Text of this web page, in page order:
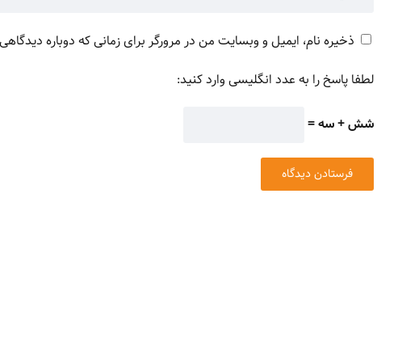
ذخیره نام، ایمیل و وبسایت من در مرورگر برای زمانی که دوباره
لطفا پاسخ را به عدد انگلیسی وارد کنید:
شش + سه =